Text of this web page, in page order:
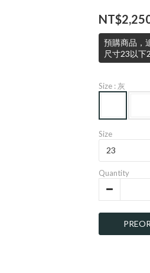
預購商品，
尺寸23以下
Size : 灰
Size
Quantity